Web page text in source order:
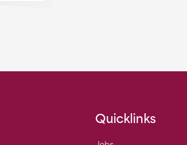
Quicklinks